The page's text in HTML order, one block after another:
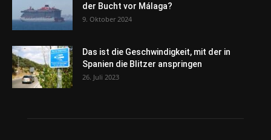
der Bucht vor Málaga?
9. Oktober 2024
Das ist die Geschwindigkeit, mit der in
Spanien die Blitzer anspringen
26. Juli 2023